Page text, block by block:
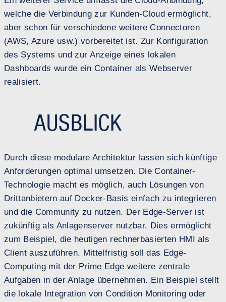
welche die Verbindung zur Kunden-Cloud ermöglicht,
aber schon für verschiedene weitere Connectoren
(AWS, Azure usw.) vorbereitet ist. Zur Konfiguration
des Systems und zur Anzeige eines lokalen
Dashboards wurde ein Container als Webserver
realisiert.
AUSBLICK
Durch diese modulare Architektur lassen sich künftige
Anforderungen optimal umsetzen. Die Container-
Technologie macht es möglich, auch Lösungen von
Drittanbietern auf Docker-Basis einfach zu integrieren
und die Community zu nutzen. Der Edge-Server ist
zukünftig als Anlagenserver nutzbar. Dies ermöglicht
zum Beispiel, die heutigen rechnerbasierten HMI als
Client auszuführen. Mittelfristig soll das Edge-
Computing mit der Prime Edge weitere zentrale
Aufgaben in der Anlage übernehmen. Ein Beispiel stellt
die lokale Integration von Condition Monitoring oder